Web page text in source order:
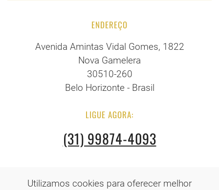
ENDEREÇO
Avenida Amintas Vidal Gomes, 1822
Nova Gamelera
30510-260
Belo Horizonte - Brasil
LIGUE AGORA:
(31) 99874-4093
Utilizamos cookies para oferecer melhor